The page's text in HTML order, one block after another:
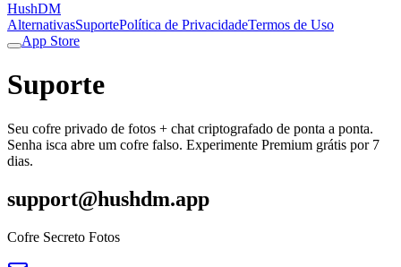
HushDM
AlternativasSuportePolítica de PrivacidadeTermos de Uso
App Store
Suporte
Seu cofre privado de fotos + chat criptografado de ponta a ponta.
Senha isca abre um cofre falso. Experimente Premium grátis por 7
dias.
support@hushdm.app
Cofre Secreto Fotos